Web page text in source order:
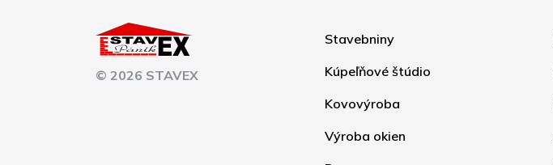
© 2026 STAVEX
Stavebniny
Kúpeľňové štúdio
Kovovýroba
Výroba okien